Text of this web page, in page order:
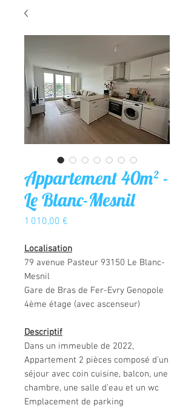
Appartement 40m² -
Le Blanc-Mesnil
1 010,00 €
Localisation
79 avenue Pasteur 93150 Le Blanc-
Mesnil
Gare de Bras de Fer-Evry Genopole
4ème étage (avec ascenseur)
Descriptif
Dans un immeuble de 2022,
Appartement 2 pièces composé d’un
séjour avec coin cuisine, balcon, une
chambre, une salle d’eau et un wc
Emplacement de parking